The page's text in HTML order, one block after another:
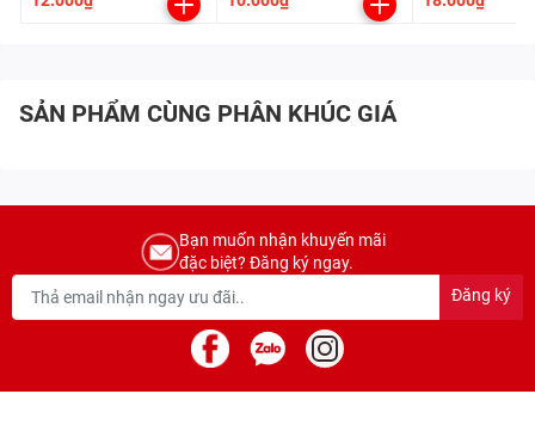
SẢN PHẨM CÙNG PHÂN KHÚC GIÁ
Bạn muốn nhận khuyến mãi
đặc biệt? Đăng ký ngay.
Đăng ký